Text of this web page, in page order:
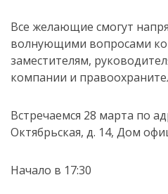
Все желающие смогут
волнующими вопросами
заместителям,
компании и
Встречаемся 28 марта по
Октябрьская, д. 14, Дом
Начало в 17:30